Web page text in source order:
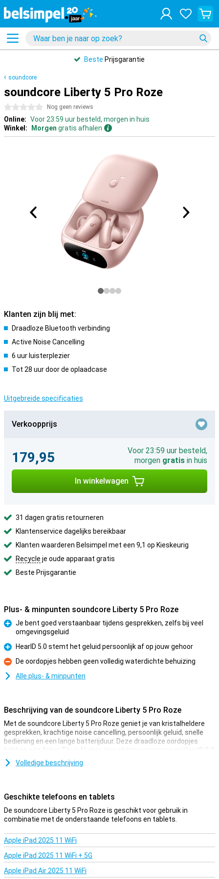
Beste Prijsgarantie
soundcore
soundcore Liberty 5 Pro Roze
0 sterren Nog geen reviews
Online: Voor 23:59 uur besteld, morgen in huis
Winkel:
Morgen gratis afhalen
Klanten zijn blij met:
Draadloze Bluetooth verbinding
Active Noise Cancelling
6 uur luisterplezier
Tot 28 uur door de oplaadcase
Uitgebreide specificaties
Verkoopprijs
179,95
Voor 23:59 uur besteld,
morgen gratis in huis
In winkelwagen
31 dagen gratis retourneren
Klantenservice dagelijks bereikbaar
Klanten waarderen Belsimpel met een 9,1 op Kieskeurig
Recycle je oude apparaat gratis
Beste Prijsgarantie
Plus- & minpunten soundcore Liberty 5 Pro Roze
Pluspunt
Je bent goed verstaanbaar tijdens gesprekken, zelfs bij veel
omgevingsgeluid
Pluspunt
HearID 5.0 stemt het geluid persoonlijk af op jouw gehoor
Minpunt
De oordopjes hebben geen volledig waterdichte behuizing
Alle plus- & minpunten
Beschrijving van de soundcore Liberty 5 Pro Roze
Met de soundcore Liberty 5 Pro Roze geniet je van kristalheldere
gesprekken, krachtige noise cancelling, persoonlijk geluid, snelle
bediening en een lange batterijduur. Deze draadloze oordopjes
hebben een Anker Thus AI-chip, tien slimme sensoren en HearID 5.0
voor audio die past bij jouw oren. Ook handig: je bedient muziek en
oproepen met je stem, zelfs zonder internet.
Voer je vaak gesprekken onderweg, op kantoor of in een drukke
trein? Dan komen de soundcore Liberty 5 Pro Roze goed van pas.
De oordopjes gebruiken tien sensoren en de Thus AI-chip, een
stem duidelijk naar voren te brengen. Daardoor ben je goed
verstaanbaar, zelfs bij veel omgevingsgeluid tot honderd decibel.
Je hoeft dus niet harder te praten of steeds een stillere plek te
zoeken. Fluisteren, praten of roepen: jouw stem blijft helder en
verstaanbaar.
Volledige beschrijving
Geschikte telefoons en tablets
De soundcore Liberty 5 Pro Roze is geschikt voor gebruik in
combinatie met de onderstaande telefoons en tablets.
Apple iPad 2025 11 WiFi
Apple iPad 2025 11 WiFi + 5G
Apple iPad Air 2025 11 WiFi